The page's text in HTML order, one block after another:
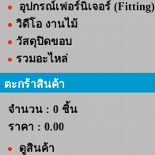
อุปกรณ์เฟอร์นิเจอร์ (Fitting)
วิดีโอ งานไม้
วัสดุปิดขอบ
รวมอะไหล่
ตะกร้าสินค้า
จำนวน : 0 ชิ้น
ราคา : 0.00
ดูสินค้า